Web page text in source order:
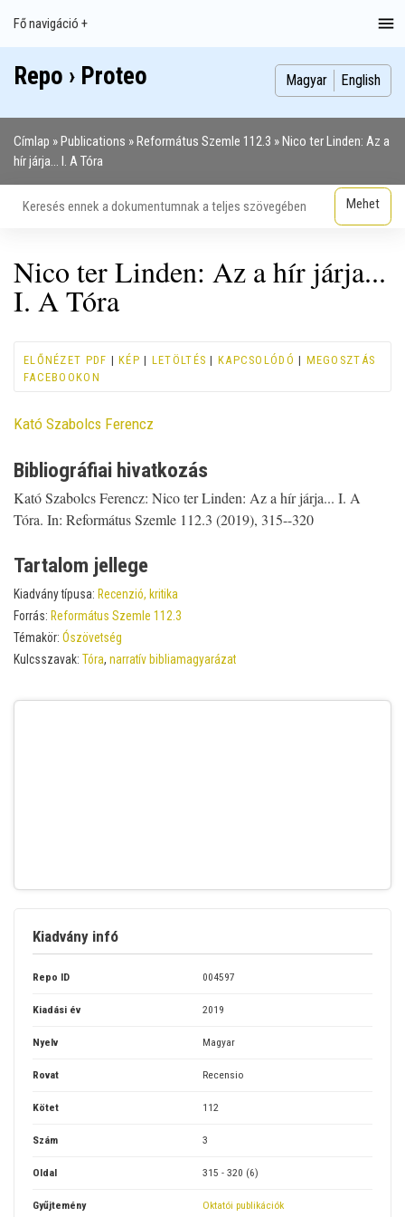
Main
navigation
Fő navigáció +
Index
Publikációk
Szakdolgozatok
Képek
Szerzők
Repo › Proteo Magyar English
Morzsa
Címlap Publications Református Szemle 112.3
Nico ter Linden: Az a
hír járja... I. A Tóra
Nico ter Linden: Az a hír járja...
I. A Tóra
ELŐNÉZET PDF |KÉP | LETÖLTÉS | KAPCSOLÓDÓ | MEGOSZTÁS
FACEBOOKON
Contributor
Kató Szabolcs Ferencz
Bibliográfiai hivatkozás
Kató Szabolcs Ferencz: Nico ter Linden: Az a hír járja... I. A
Tóra. In: Református Szemle 112.3 (2019), 315--320
Tartalom jellege
Kiadvány típusa: Recenzió, kritika
Forrás: Református Szemle 112.3
Témakör: Ószövetség
Kulcsszavak: Tóra, narratív bibliamagyarázat
Kiadvány infó
Repo ID 004597
Kiadási év 2019
Nyelv Magyar
Rovat Recensio
Kötet 112
Szám 3
Oldal 315 - 320 (6)
Gyűjtemény Oktatói publikációk